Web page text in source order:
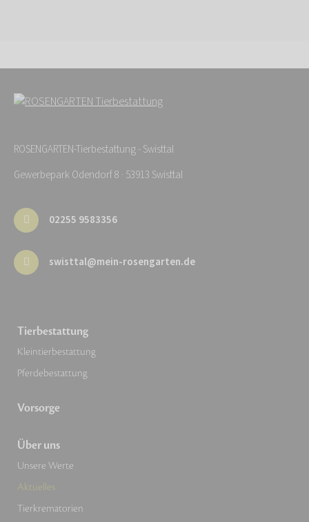
ROSENGARTEN-Tierbestattung - Swisttal
Gewerbepark Odendorf 8 · 53913 Swisttal
02255 9583356
swisttal@mein-rosengarten.de
Tierbestattung
Kleintierbestattung
Pferdebestattung
Vorsorge
Über uns
Unsere Werte
Aktuelles
Tierkrematorien